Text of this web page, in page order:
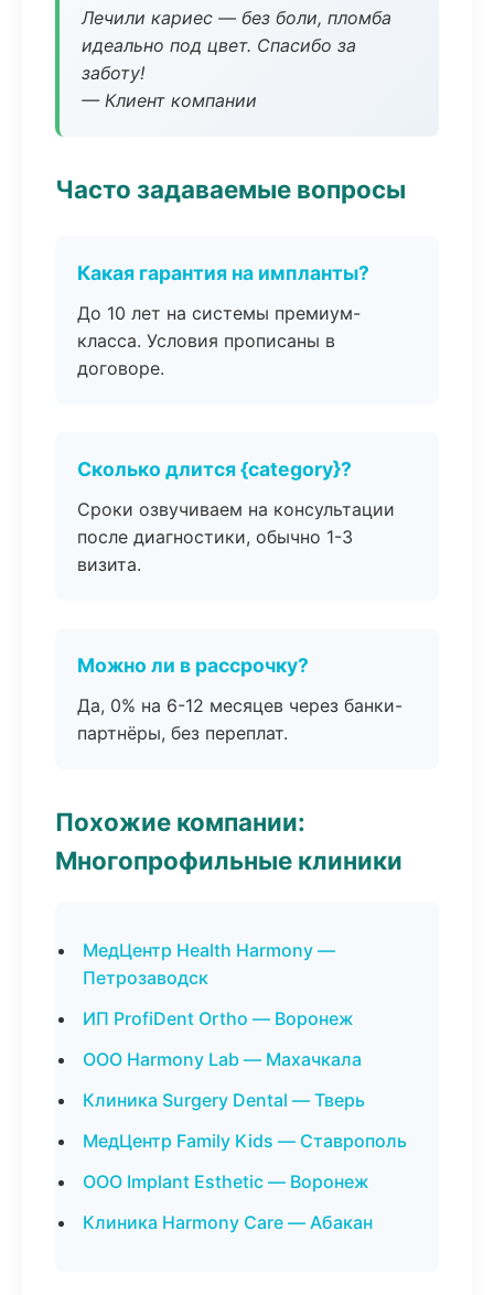
Лечили кариес — без боли, пломба
идеально под цвет. Спасибо за
заботу!
— Клиент компании
Часто задаваемые вопросы
Какая гарантия на импланты?
До 10 лет на системы премиум-
класса. Условия прописаны в
договоре.
Сколько длится {category}?
Сроки озвучиваем на консультации
после диагностики, обычно 1-3
визита.
Можно ли в рассрочку?
Да, 0% на 6-12 месяцев через банки-
партнёры, без переплат.
Похожие компании:
Многопрофильные клиники
МедЦентр Health Harmony —
Петрозаводск
ИП ProfiDent Ortho — Воронеж
ООО Harmony Lab — Махачкала
Клиника Surgery Dental — Тверь
МедЦентр Family Kids — Ставрополь
ООО Implant Esthetic — Воронеж
Клиника Harmony Care — Абакан